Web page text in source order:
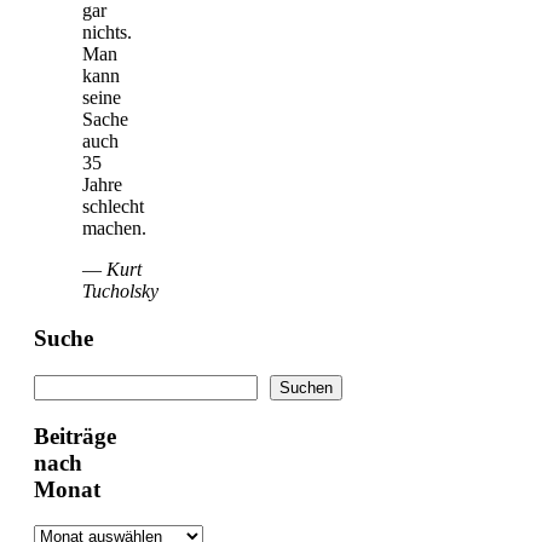
gar
nichts.
Man
kann
seine
Sache
auch
35
Jahre
schlecht
machen.
— Kurt
Tucholsky
Suche
Suchen
Beiträge
nach
Monat